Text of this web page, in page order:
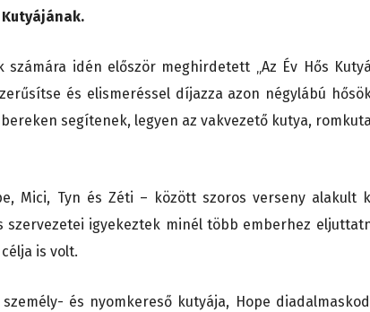
idén először meghirdetett „Az Év Hős
és elismeréssel díjazza azon négylábú
segítenek, legyen az vakvezető kutya,
Mici, Tyn és Zéti – között szoros verseny alakult
szervezetei igyekeztek minél több emberhez
is volt.
és nyomkereső kutyája, Hope